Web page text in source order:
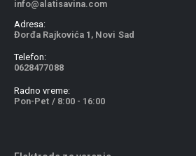
info@alatisavina.com
Adresa:
Đorđa Rajkovića 1, Novi Sad
Telefon:
0628477088
Radno vreme:
Pon-Pet / 8:00 - 16:00